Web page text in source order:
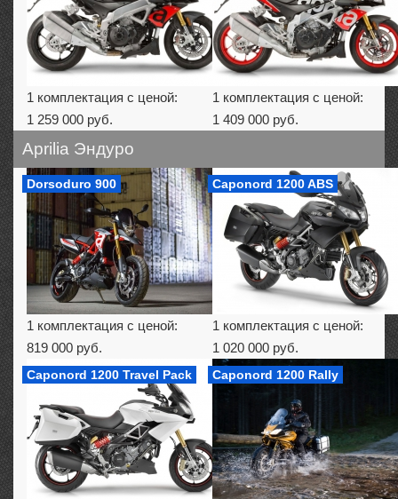
1 комплектация с ценой:
1 259 000 руб.
1 комплектация с ценой:
1 409 000 руб.
Aprilia Эндуро
Dorsoduro 900
1 комплектация с ценой:
819 000 руб.
Caponord 1200 ABS
1 комплектация с ценой:
1 020 000 руб.
Caponord 1200 Travel Pack Caponord 1200 Rally